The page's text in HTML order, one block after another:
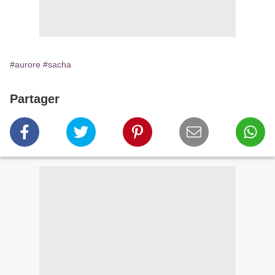
#aurore #sacha
Partager